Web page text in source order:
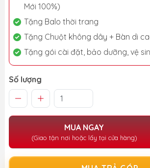
Mới 100%)
Tặng Balo thời trang
Tặng Chuột không dây + Bàn di
Tặng gói cài đặt, bảo dưỡng, vệ
Số lượng
MUA NGAY
(Giao tận nơi hoặc lấy tại cửa hàng)